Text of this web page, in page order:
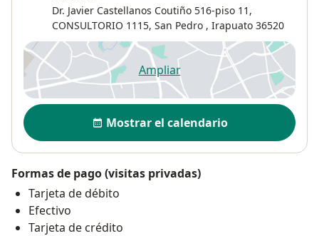
Dr. Javier Castellanos Coutiño 516-piso 11,
CONSULTORIO 1115, San Pedro , Irapuato 36520
Ampliarse abre en una nueva
Disponibilidad
Mostrar el calendario
Formas de pago (visitas privadas)
Tarjeta de débito
Efectivo
Tarjeta de crédito